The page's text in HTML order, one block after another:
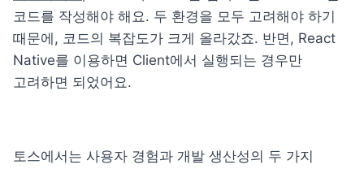
코드를 작성해야 해요. 두 환경을 모두 고려해야 하기
때문에, 코드의 복잡도가 크게 올라갔죠. 반면, React
Native를 이용하면 Client에서 실행되는 경우만
고려하면 되었어요.
토스에서는 사용자 경험과 개발 생산성의 두 가지